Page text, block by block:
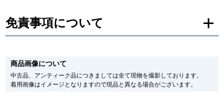
商品画像について
中古品、アンティーク品につきましては全て現物を撮影しております。
着用画像はイメージとなりますので現品と異なる場合がございます。
免責事項について
メーカー保護シールの有無に個体差がございますのでご了承下さいませ。
また、メーカーにてマイナーチェンジがなされる場合がございますが、在庫品
の仕様で販売させていただきますので予めご了承の程お願いいたします。
尚、中古品、アンティーク品につきましては現品を撮影しております。